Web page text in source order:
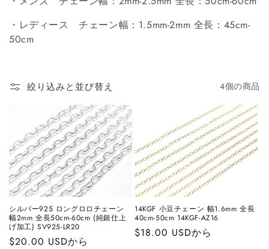
・レディース チェーン幅：1.5mm-2mm 全長：45cm-
50cm
絞り込みと並び替え 4個の商品
シルバー925 ロングロロチェーン
幅2mm 全長50cm-60cm (純銀仕上
げ加工) SV925-LR20
通
$20.00 USDから
14KGF 小豆チェーン 幅1.6mm 全長
40cm-50cm 14KGF-AZ16
通
$18.00 USDから